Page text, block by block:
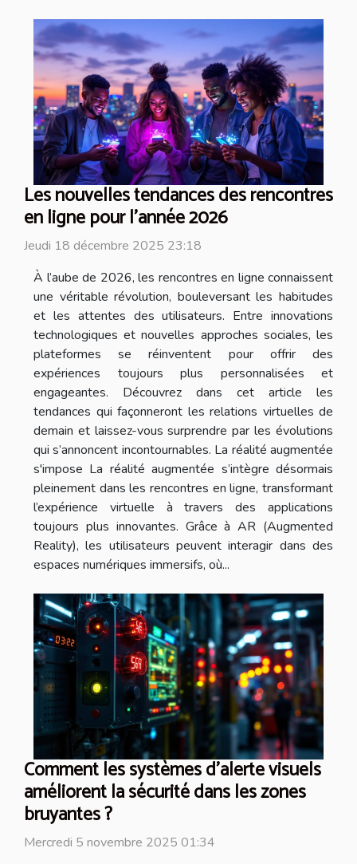
Les nouvelles tendances des rencontres
en ligne pour l'année 2026
Jeudi 18 décembre 2025 23:18
À l’aube de 2026, les rencontres en ligne connaissent
une véritable révolution, bouleversant les habitudes
et les attentes des utilisateurs. Entre innovations
technologiques et nouvelles approches sociales, les
plateformes se réinventent pour offrir des
expériences toujours plus personnalisées et
engageantes. Découvrez dans cet article les
tendances qui façonneront les relations virtuelles de
demain et laissez-vous surprendre par les évolutions
qui s’annoncent incontournables. La réalité augmentée
s'impose La réalité augmentée s’intègre désormais
pleinement dans les rencontres en ligne, transformant
l’expérience virtuelle à travers des applications
toujours plus innovantes. Grâce à AR (Augmented
Reality), les utilisateurs peuvent interagir dans des
espaces numériques immersifs, où...
Comment les systèmes d'alerte visuels
améliorent la sécurité dans les zones
bruyantes ?
Mercredi 5 novembre 2025 01:34